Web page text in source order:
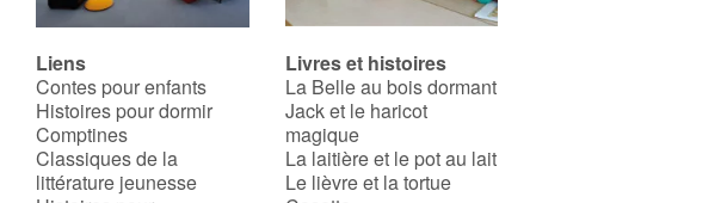
Liens
Contes pour enfants
Histoires pour dormir
Comptines
Classiques de la
littérature jeunesse
Livres et histoires
La Belle au bois dormant
Jack et le haricot
magique
La laitière et le pot au lait
Le lièvre et la tortue